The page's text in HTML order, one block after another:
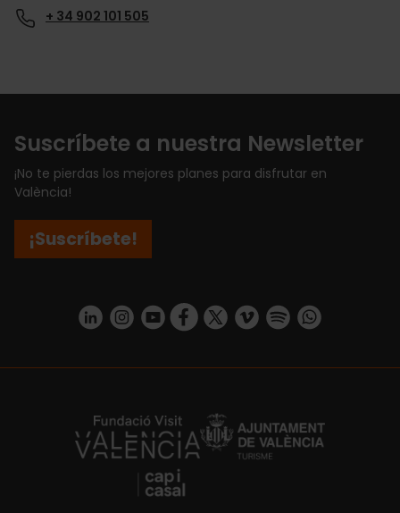
+ 34 902 101 505
Suscríbete a nuestra Newsletter
¡No te pierdas los mejores planes para disfrutar en
València!
¡Suscríbete!
https://www.linkedin.com/company/turismo-valencia/mycompany/
https://www.instagram.com/visit_valencia/
https://www.youtube.com/user/
https://www.facebook.com/
https://twitter.com/
https://vimeo.com/
https://https://api.whatsapp.com/
https://fundacion.visitvalencia.com/